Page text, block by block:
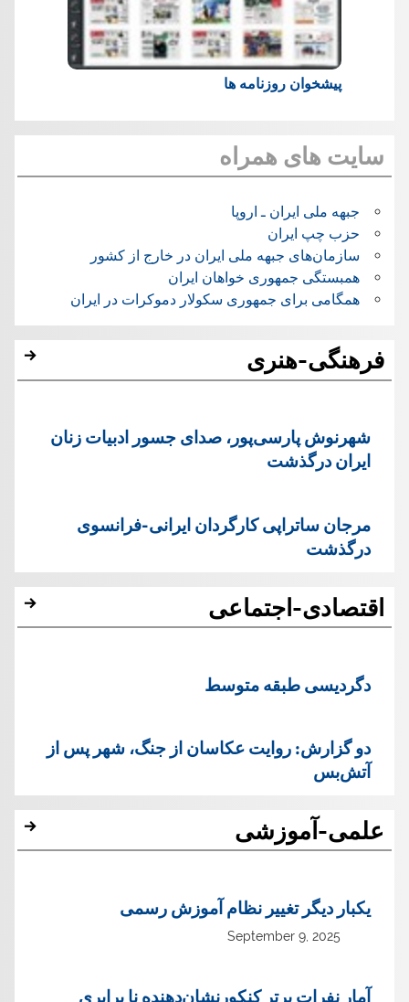
پیشخوان روزنامه ها
سایت های همراه
جبهه ملی ایران ـ اروپا
حزب چپ ایران
سازمان‌های جبهه ملی ایران در خارج از کشور
همبستگی جمهوری خواهان ایران
همگامی برای جمهوری سکولار دموکرات در ایران
فرهنگی-هنری
شهرنوش پارسی‌پور، صدای جسور ادبیات زنان
ایران درگذشت
مرجان ساتراپی کارگردان ایرانی-فرانسوی
درگذشت
اقتصادی-اجتماعی
دگردیسی طبقه متوسط
دو گزارش: روایت عکاسان از جنگ، شهر پس از
آتش‌بس
علمی-آموزشی
یک‏بار دیگر تغییر نظام آموزش رسمی
September 9, 2025
آمار نفرات برتر کنکورنشان‌دهنده نا برابری